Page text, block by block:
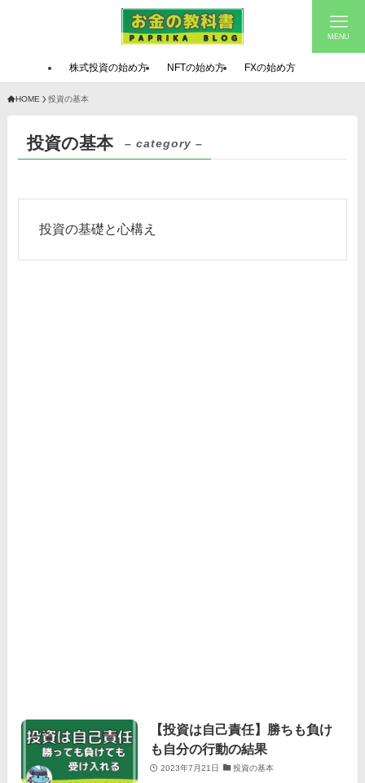
MENU
株式投資の始め方 NFTの始め方 FXの始め方
HOME 投資の基本
投資の基本 – category –
投資の基礎と心構え
【投資は自己責任】勝ちも負け
も自分の行動の結果
2023年7月21日 投資の基本